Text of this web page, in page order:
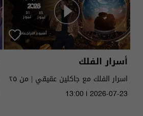
أسرار الفلك
اسرار الفلك مع جاكلين عقيقي | من ٢٥
الى ٣١ تموز ٢٠٢٦ | 2026
13:00 | 2026-07-23